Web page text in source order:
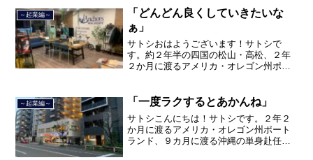
品川区南大井で不動産を主...
～起業編～
「どんどん良くしていきたいな
ぁ」
サトシおはようございます！サトシで
す。約２年半の四国の松山・高松、２年
２か月に渡るアメリカ・オレゴン州ポー
間のサラリーマン人生に終止符を打っ
て、２０２１年３月９日より東...
～起業編～ 「一度ラクするとあかんね」
サトシこんにちは！サトシです。２年２
か月に渡るアメリカ・オレゴン州ポート
ランド、９カ月に渡る沖縄の単身赴任の